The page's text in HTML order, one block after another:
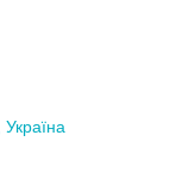
Україна